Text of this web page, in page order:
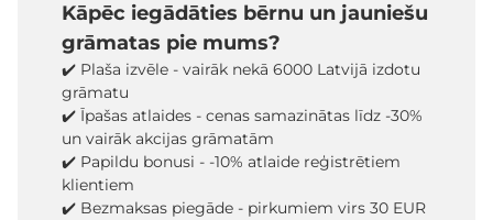
Kāpēc iegādāties bērnu un jauniešu
grāmatas pie mums?
✔️ Plaša izvēle - vairāk nekā 6000 Latvijā izdotu
grāmatu
✔️ Īpašas atlaides - cenas samazinātas līdz -30%
un vairāk akcijas grāmatām
✔️ Papildu bonusi - -10% atlaide reģistrētiem
klientiem
✔️ Bezmaksas piegāde - pirkumiem virs 30 EUR